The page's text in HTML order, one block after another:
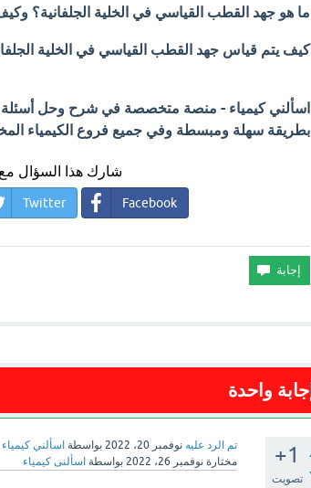
ما هو جهد القطب القياسي في الخلية الجلفانية؟
كيف يتم قياس جهد القطب القياسي في الخلية
اسألني كيمياء - منصة متخصصة في شرح وحل أسئلة
بطريقة سهلة ومبسطة وفي جميع فروع الكيمياء
شارك هذا السؤال
Facebook
Twitter
إجابة واحدة
+1
تصويت
تم الرد عليه نوفمبر 20، 2022 بواسطة اسألني كيمياء
مختارة نوفمبر 26، 2022 بواسطة اسألنى كيمياء